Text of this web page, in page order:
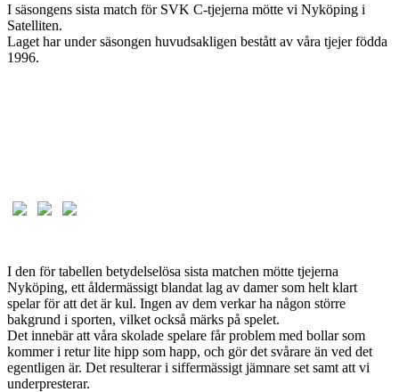
I säsongens sista match för SVK C-tjejerna mötte vi Nyköping i
Satelliten.
Laget har under säsongen huvudsakligen bestått av våra tjejer födda
1996.
I den för tabellen betydelselösa sista matchen mötte tjejerna
Nyköping, ett åldermässigt blandat lag av damer som helt klart
spelar för att det är kul. Ingen av dem verkar ha någon större
bakgrund i sporten, vilket också märks på spelet.
Det innebär att våra skolade spelare får problem med bollar som
kommer i retur lite hipp som happ, och gör det svårare än ved det
egentligen är. Det resulterar i siffermässigt jämnare set samt att vi
underpresterar.